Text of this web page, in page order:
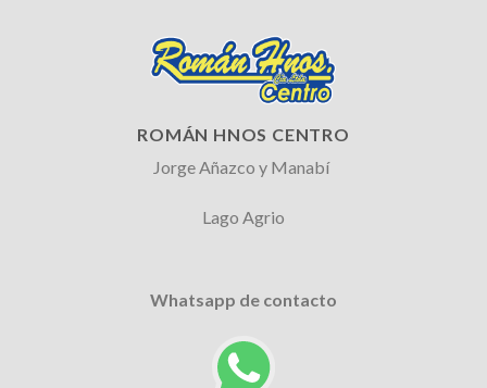
ROMÁN HNOS CENTRO
Jorge Añazco y Manabí
Lago Agrio
Whatsapp de contacto